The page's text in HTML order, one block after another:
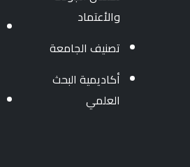
والأعتماد
تصنيف الجامعة
أكاديمية البحث
العلمي